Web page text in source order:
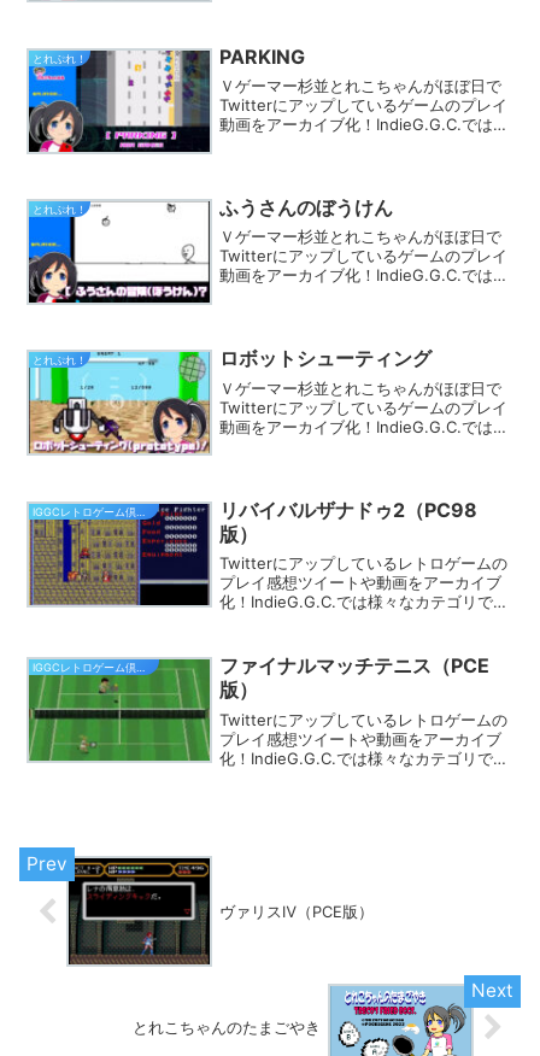
とれぷれ！ PARKING
Ｖゲーマー杉並とれこちゃんがほぼ日で
Twitterにアップしているゲームのプレイ
動画をアーカイブ化！IndieG.G.C.では
とれぷれ！ ふうさんのぼうけん
Ｖゲーマー杉並とれこちゃんがほぼ日で
Twitterにアップしているゲームのプレイ
動画をアーカイブ化！IndieG.G.C.では
とれぷれ！ ロボットシューティング
Ｖゲーマー杉並とれこちゃんがほぼ日で
Twitterにアップしているゲームのプレイ
動画をアーカイブ化！IndieG.G.C.では
リバイバルザナドゥ2（PC98
版）
Twitterにアップしているレトロゲームの
プレイ感想ツイートや動画をアーカイブ
化！IndieG.G.C.では様々なカテゴリでプ
が見つかるはず★
IGGCレトロゲーム倶楽部
ファイナルマッチテニス（PCE
版）
Twitterにアップしているレトロゲームの
プレイ感想ツイートや動画をアーカイブ
化！IndieG.G.C.では様々なカテゴリでプ
ヴァリスⅣ（PCE版）
とれこちゃんのたまごやき